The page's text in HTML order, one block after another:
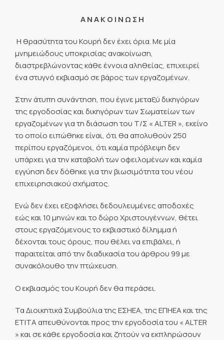
Α Ν Α Κ Ο Ι Ν Ω Σ Η
Η θρασύτητα του Κουρή δεν έχει όρια. Με μία
μνημειώδους υποκρισίας ανακοίνωση,
διαστρεβλώνοντας κάθε έννοια αληθείας, επιχειρεί
ένα στυγνό εκβιασμό σε βάρος των εργαζομένων.
Στην άτυπη συνάντηση, που έγινε μεταξύ δικηγόρων
της εργοδοσίας και δικηγόρων των Σωματείων των
εργαζομένων για τη διάσωση του Τ/Σ « ALTER », εκείνο
το οποίο ειπώθηκε είναι, ότι θα απολυθούν 250
περίπου εργαζόμενοι, ότι καμία πρόβλεψη δεν
υπάρχει για την καταβολή των οφειλομένων και καμία
εγγύηση δεν δόθηκε για την βιωσιμότητα του νέου
επιχειρησιακού σχήματος.
Ενώ δεν έχει εξοφλήσει δεδουλευμένες αποδοχές
εώς και 10 μηνών και το δώρο Χριστουγέννων, θέτει
στους εργαζόμενους το εκβιαστικό δίλημμα ή
δέχονται τους όρους, που θέλει να επιβάλει, ή
παραιτείται από την διαδικασία του άρθρου 99 με
συνακόλουθο την πτώχευση.
Ο εκβιασμός του Κουρή δεν θα περάσει.
Τα Διοικητικά Συμβούλια της ΕΣΗΕΑ, της ΕΠΗΕΑ και της
ΕΤΙΤΑ απευθύνονται προς την εργοδοσία του « ALTER
» και σε κάθε εργοδοσία και ζητούν να εκπληρώσουν